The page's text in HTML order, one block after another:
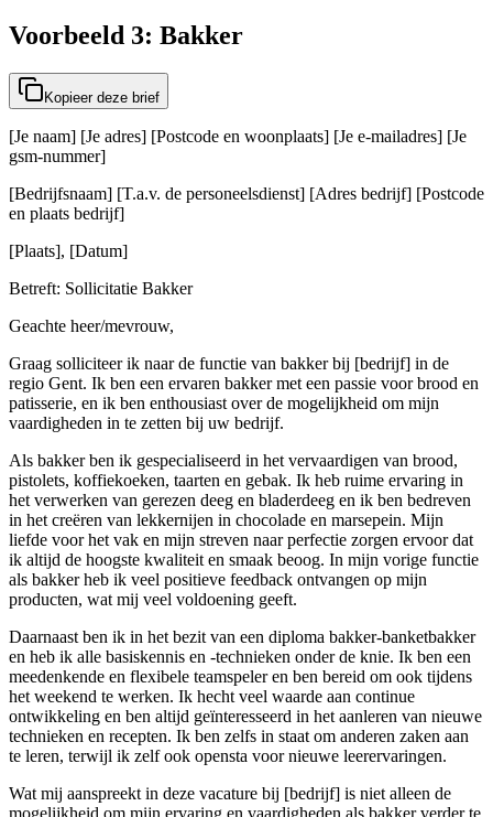
Voorbeeld 3: Bakker
Kopieer deze brief
[Je naam] [Je adres] [Postcode en woonplaats] [Je e-mailadres] [Je
gsm-nummer]
[Bedrijfsnaam] [T.a.v. de personeelsdienst] [Adres bedrijf] [Postcode
en plaats bedrijf]
[Plaats], [Datum]
Betreft: Sollicitatie Bakker
Geachte heer/mevrouw,
Graag solliciteer ik naar de functie van bakker bij [bedrijf] in de
regio Gent. Ik ben een ervaren bakker met een passie voor brood en
patisserie, en ik ben enthousiast over de mogelijkheid om mijn
vaardigheden in te zetten bij uw bedrijf.
Als bakker ben ik gespecialiseerd in het vervaardigen van brood,
pistolets, koffiekoeken, taarten en gebak. Ik heb ruime ervaring in
het verwerken van gerezen deeg en bladerdeeg en ik ben bedreven
in het creëren van lekkernijen in chocolade en marsepein. Mijn
liefde voor het vak en mijn streven naar perfectie zorgen ervoor dat
ik altijd de hoogste kwaliteit en smaak beoog. In mijn vorige functie
als bakker heb ik veel positieve feedback ontvangen op mijn
producten, wat mij veel voldoening geeft.
Daarnaast ben ik in het bezit van een diploma bakker-banketbakker
en heb ik alle basiskennis en -technieken onder de knie. Ik ben een
meedenkende en flexibele teamspeler en ben bereid om ook tijdens
het weekend te werken. Ik hecht veel waarde aan continue
ontwikkeling en ben altijd geïnteresseerd in het aanleren van nieuwe
technieken en recepten. Ik ben zelfs in staat om anderen zaken aan
te leren, terwijl ik zelf ook opensta voor nieuwe leerervaringen.
Wat mij aanspreekt in deze vacature bij [bedrijf] is niet alleen de